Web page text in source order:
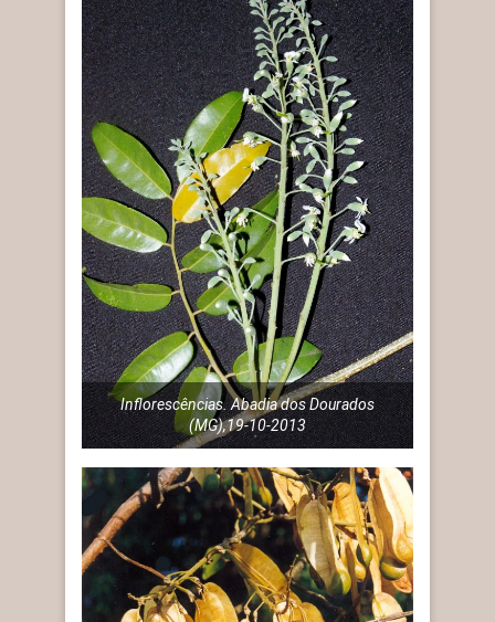
Inflorescências. Abadia dos Dourados
(MG),19-10-2013